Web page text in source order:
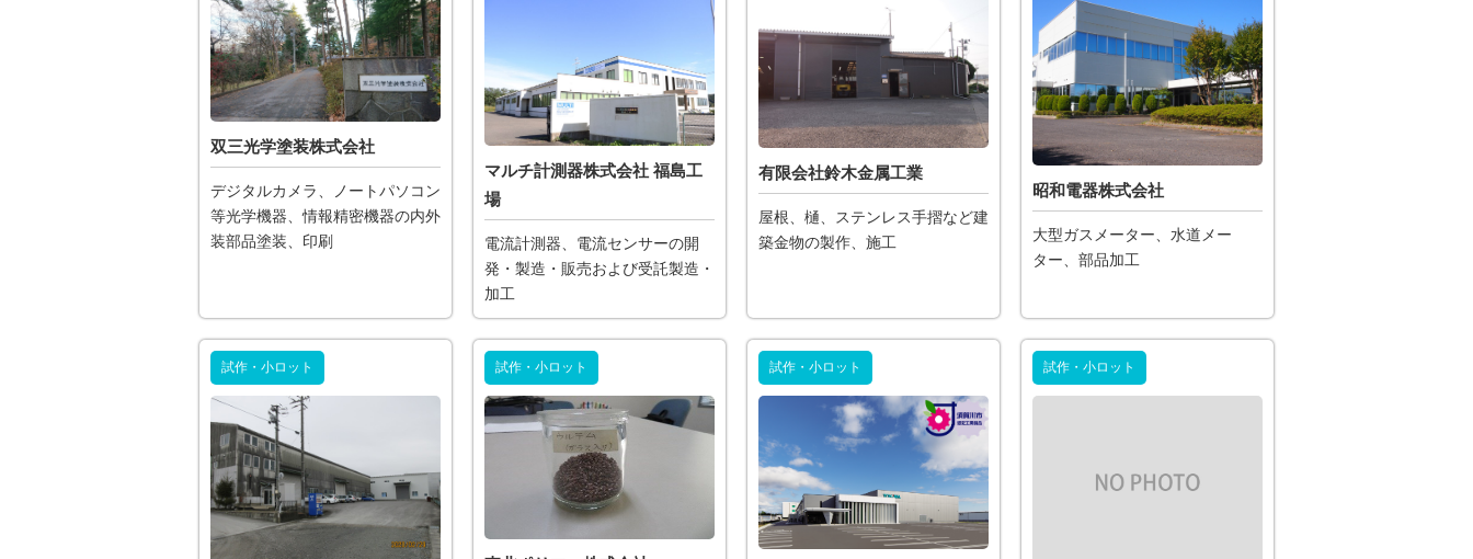
双三光学塗装株式会社
デジタルカメラ、ノートパソコン
等光学機器、情報精密機器の内外
装部品塗装、印刷
マルチ計測器株式会社 福島工
場
電流計測器、電流センサーの開
発・製造・販売および受託製造・
加工
有限会社鈴木金属工業
屋根、樋、ステンレス手摺など建
築金物の製作、施工
昭和電器株式会社
大型ガスメーター、水道メー
ター、部品加工
試作・小ロット 試作・小ロット 試作・小ロット 試作・小ロット